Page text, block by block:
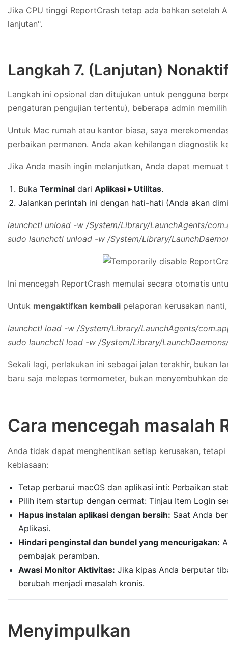
Jika CPU tinggi ReportCrash tetap ada bahkan setelah
lanjutan".
Langkah 7. (Lanjutan)
Langkah ini opsional dan ditujukan untuk pengguna
pengaturan pengujian tertentu), beberapa admin
Untuk Mac rumah atau kantor biasa, saya
perbaikan permanen. Anda akan kehilangan diagnostik
Jika Anda masih ingin melanjutkan, Anda dapat
BukaTerminal dariAplikasi ▸ Utilitas.
Jalankan perintah ini dengan hati-hati (Anda akan
launchctl unload -w /System/Library/LaunchAgents/
sudo launchctl unload -w /System/Library/
Ini mencegah ReportCrash memulai secara otomatis
Untuk mengaktifkan kembali pelaporan kerusakan
launchctl load -w /System/Library/LaunchAgents/
sudo launchctl load -w /System/Library/
Sekali lagi, perlakukan ini sebagai jalan terakhir, bukan
baru saja melepas termometer, bukan menyembuhkan
Cara mencegah masalah
Anda tidak dapat menghentikan setiap kerusakan,
kebiasaan:
Tetap perbarui macOS dan aplikasi inti: Perbaikan
Pilih item startup dengan cermat: Tinjau Item Login
Hapus instalan aplikasi dengan bersih: Saat Anda
Aplikasi.
Hindari penginstal dan bundel yang mencurigakan:
pembajak peramban.
Awasi Monitor Aktivitas: Jika kipas Anda berputar
berubah menjadi masalah kronis.
Menyimpulkan